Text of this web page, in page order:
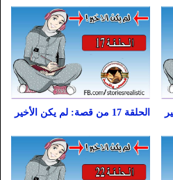
الحلقة 17 من قصة: لم يكن الأخير